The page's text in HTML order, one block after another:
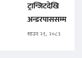
ट्रान्जिटदेखि
अन्डरपाससम्म
साउन २१, २०८३